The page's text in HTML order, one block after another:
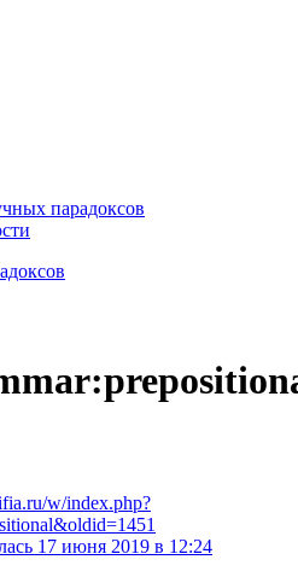
парадоксов
w/index.php?
17 июня 2019 в 12:24